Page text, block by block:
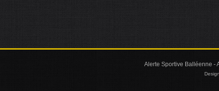
Alerte Sportive Balléenne -